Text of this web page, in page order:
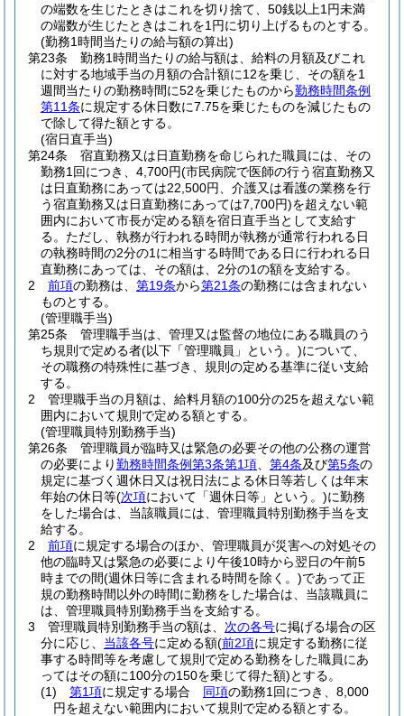
の端数を生じたときはこれを切り捨て、50銭以上1円未満
の端数が生じたときはこれを1円に切り上げるものとする。
(勤務1時間当たりの給与額の算出)
第23条
勤務1時間当たりの給与額は、給料の月額及びこれ
に対する地域手当の月額の合計額に12を乗じ、その額を1
週間当たりの勤務時間に52を乗じたものから勤務時間条例
第11条に規定する休日数に7.75を乗じたものを減じたもの
で除して得た額とする。
(宿日直手当)
第24条
宿直勤務又は日直勤務を命じられた職員には、その
勤務1回につき、4,700円(市民病院で医師の行う宿直勤務又
は日直勤務にあっては22,500円、介護又は看護の業務を行
う宿直勤務又は日直勤務にあっては7,700円)を超えない範
囲内において市長が定める額を宿日直手当として支給す
る。 ただし、執務が行われる時間が執務が通常行われる日
の執務時間の2分の1に相当する時間である日に行われる日
直勤務にあっては、その額は、2分の1の額を支給する。
2
前項の勤務は、 第19条から第21条の勤務には含まれない
ものとする。
(管理職手当)
第25条
管理職手当は、管理又は監督の地位にある職員のう
ち規則で定める者(以下「管理職員」という。)について、
その職務の特殊性に基づき、規則の定める基準に従い支給
する。
2
管理職手当の月額は、給料月額の100分の25を超えない範
囲内において規則で定める額とする。
(管理職員特別勤務手当)
第26条
管理職員が臨時又は緊急の必要その他の公務の運営
の必要により勤務時間条例第3条第1項 第4条及び第5条の
規定に基づく週休日又は祝日法による休日等若しくは年末
年始の休日等(次項において「週休日等」という。)に勤務
をした場合は、当該職員には、管理職員特別勤務手当を支
給する。
2
前項に規定する場合のほか、管理職員が災害への対処その
他の臨時又は緊急の必要により午後10時から翌日の午前5
時までの間(週休日等に含まれる時間を除く。)であって正
規の勤務時間以外の時間に勤務をした場合は、当該職員に
は、管理職員特別勤務手当を支給する。
3
管理職員特別勤務手当の額は、 次の各号に掲げる場合の区
分に応じ、 当該各号に定める額(前2項に規定する勤務に従
事する時間等を考慮して規則で定める勤務をした職員にあ
ってはその額に100分の150を乗じて得た額)とする。
(1)
第1項に規定する場合 同項の勤務1回につき、8,000
円を超えない範囲内において規則で定める額とする。